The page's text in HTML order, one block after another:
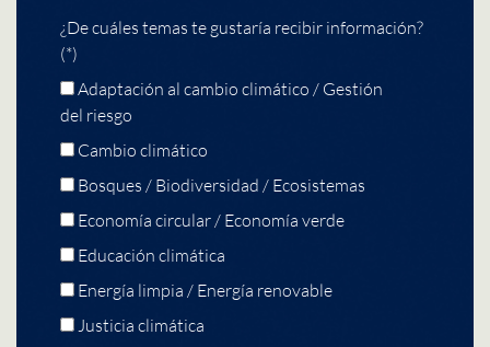
¿De cuáles temas te gustaría recibir información?
(*)
Adaptación al cambio climático / Gestión
del riesgo
Cambio climático
Bosques / Biodiversidad / Ecosistemas
Economía circular / Economía verde
Educación climática
Energía limpia / Energía renovable
Justicia climática